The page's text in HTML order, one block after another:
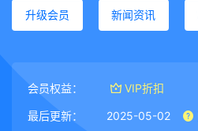
升级会员 新闻资讯
会员权益： VIP折扣
最后更新： 2025-05-02